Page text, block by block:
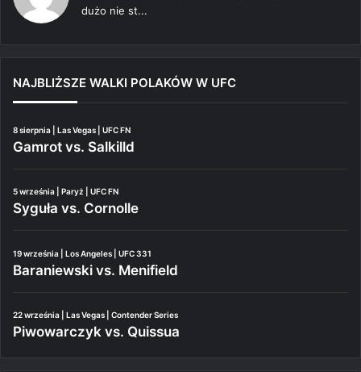
dużo nie st...
NAJBLIŻSZE WALKI POLAKÓW W UFC
8 sierpnia | Las Vegas | UFC FN
Gamrot vs. Salkilld
5 września | Paryż | UFC FN
Syguła vs. Cornolle
19 września | Los Angeles | UFC 331
Baraniewski vs. Menifield
22 września | Las Vegas | Contender Series
Piwowarczyk vs. Quissua